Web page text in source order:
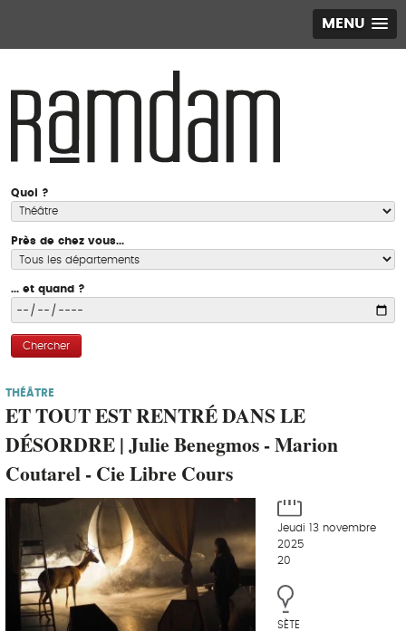
MENU
Quoi ?
Près de chez vous...
... et quand ?
Chercher
THÉÂTRE
ET TOUT EST RENTRÉ DANS LE
DÉSORDRE | Julie Benegmos - Marion
Coutarel - Cie Libre Cours
Jeudi 13 novembre
2025
20
SÈTE